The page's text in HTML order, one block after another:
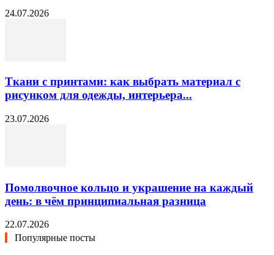
24.07.2026
Ткани с принтами: как выбрать материал с
рисунком для одежды, интерьера...
23.07.2026
Помолвочное кольцо и украшение на каждый
день: в чём принципиальная разница
22.07.2026
Популярные посты